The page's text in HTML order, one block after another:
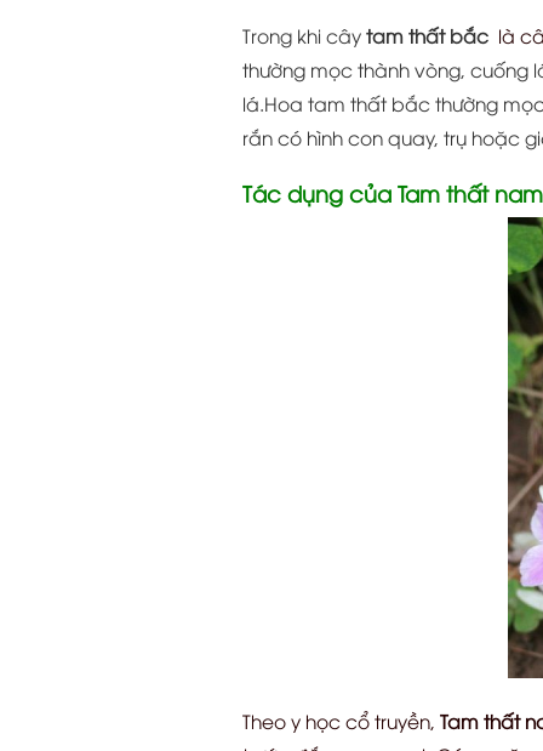
Trong khi câytam thất bắc là
thường mọc thành vòng, cuống
lá.Hoa tam thất bắc thường
rắn có hình con quay, trụ hoặc
Tác dụng của Tam thất nam
Theo y học cổ truyền, Tam thất